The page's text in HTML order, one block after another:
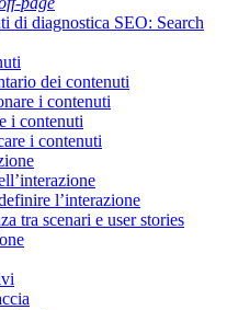
di diagnostica SEO: Search
dei contenuti
i contenuti
i contenuti
i contenuti
l’interazione
tra scenari e user stories